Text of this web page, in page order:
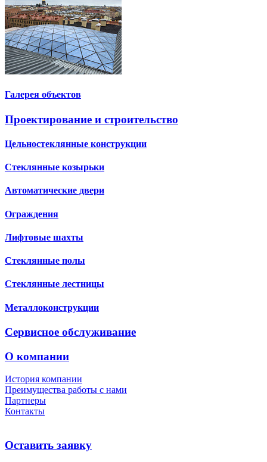
Галерея объектов
Проектирование и строительство
Цельностеклянные конструкции
Стеклянные козырьки
Автоматические двери
Ограждения
Лифтовые шахты
Стеклянные полы
Стеклянные лестницы
Металлоконструкции
Сервисное обслуживание
О компании
История компании
Преимущества работы с нами
Партнеры
Контакты
Оставить заявку